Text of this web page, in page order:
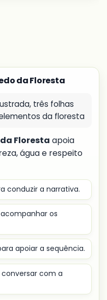
da Floresta
três folhas
da floresta
Floresta apoia
água e respeito
conduzir a narrativa.
os
apoiar a sequência.
com a